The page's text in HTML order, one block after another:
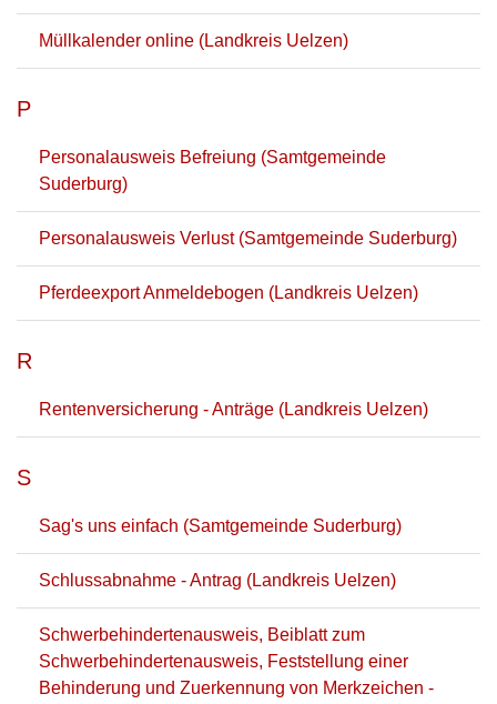
Müllkalender online (Landkreis Uelzen)
P
Personalausweis Befreiung (Samtgemeinde
Suderburg)
Personalausweis Verlust (Samtgemeinde Suderburg)
Pferdeexport Anmeldebogen (Landkreis Uelzen)
R
Rentenversicherung - Anträge (Landkreis Uelzen)
S
Sag's uns einfach (Samtgemeinde Suderburg)
Schlussabnahme - Antrag (Landkreis Uelzen)
Schwerbehindertenausweis, Beiblatt zum
Schwerbehindertenausweis, Feststellung einer
Behinderung und Zuerkennung von Merkzeichen -